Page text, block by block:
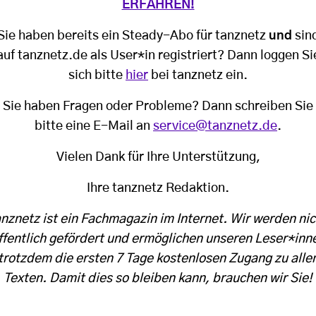
ERFAHREN!
haben bereits ein Steady-Abo für tanznetz und
tanznetz.de als User*in registriert? Dann loggen
sich bitte hier bei tanznetz ein.
Sie haben Fragen oder Probleme? Dann schreiben Sie
bitte eine E-Mail an service@tanznetz.de.
Vielen Dank für Ihre Unterstützung,
Ihre tanznetz Redaktion.
ist ein Fachmagazin im Internet. Wir werden
gefördert und ermöglichen unseren
die ersten 7 Tage kostenlosen Zugang zu
Texten. Damit dies so bleiben kann, brauchen wir Sie!